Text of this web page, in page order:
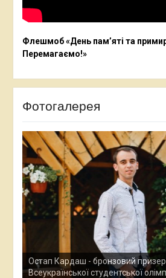
Флешмоб «День пам’яті та
Перемагаємо!»
Фотогалерея
Остап Кардаш - бронзовий призер
Всеукраїнської студентської